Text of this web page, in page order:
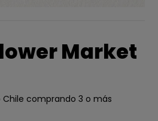
Market
comprando 3 o más